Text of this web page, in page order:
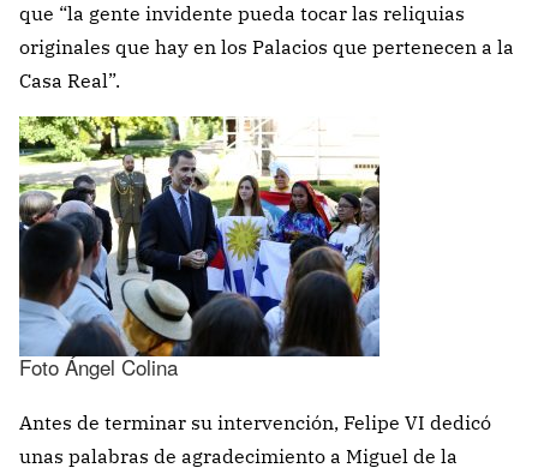
que “la gente invidente pueda tocar las reliquias
originales que hay en los Palacios que pertenecen a la
Casa Real”.
Foto Ángel Colina
Antes de terminar su intervención, Felipe VI dedicó
unas palabras de agradecimiento a Miguel de la